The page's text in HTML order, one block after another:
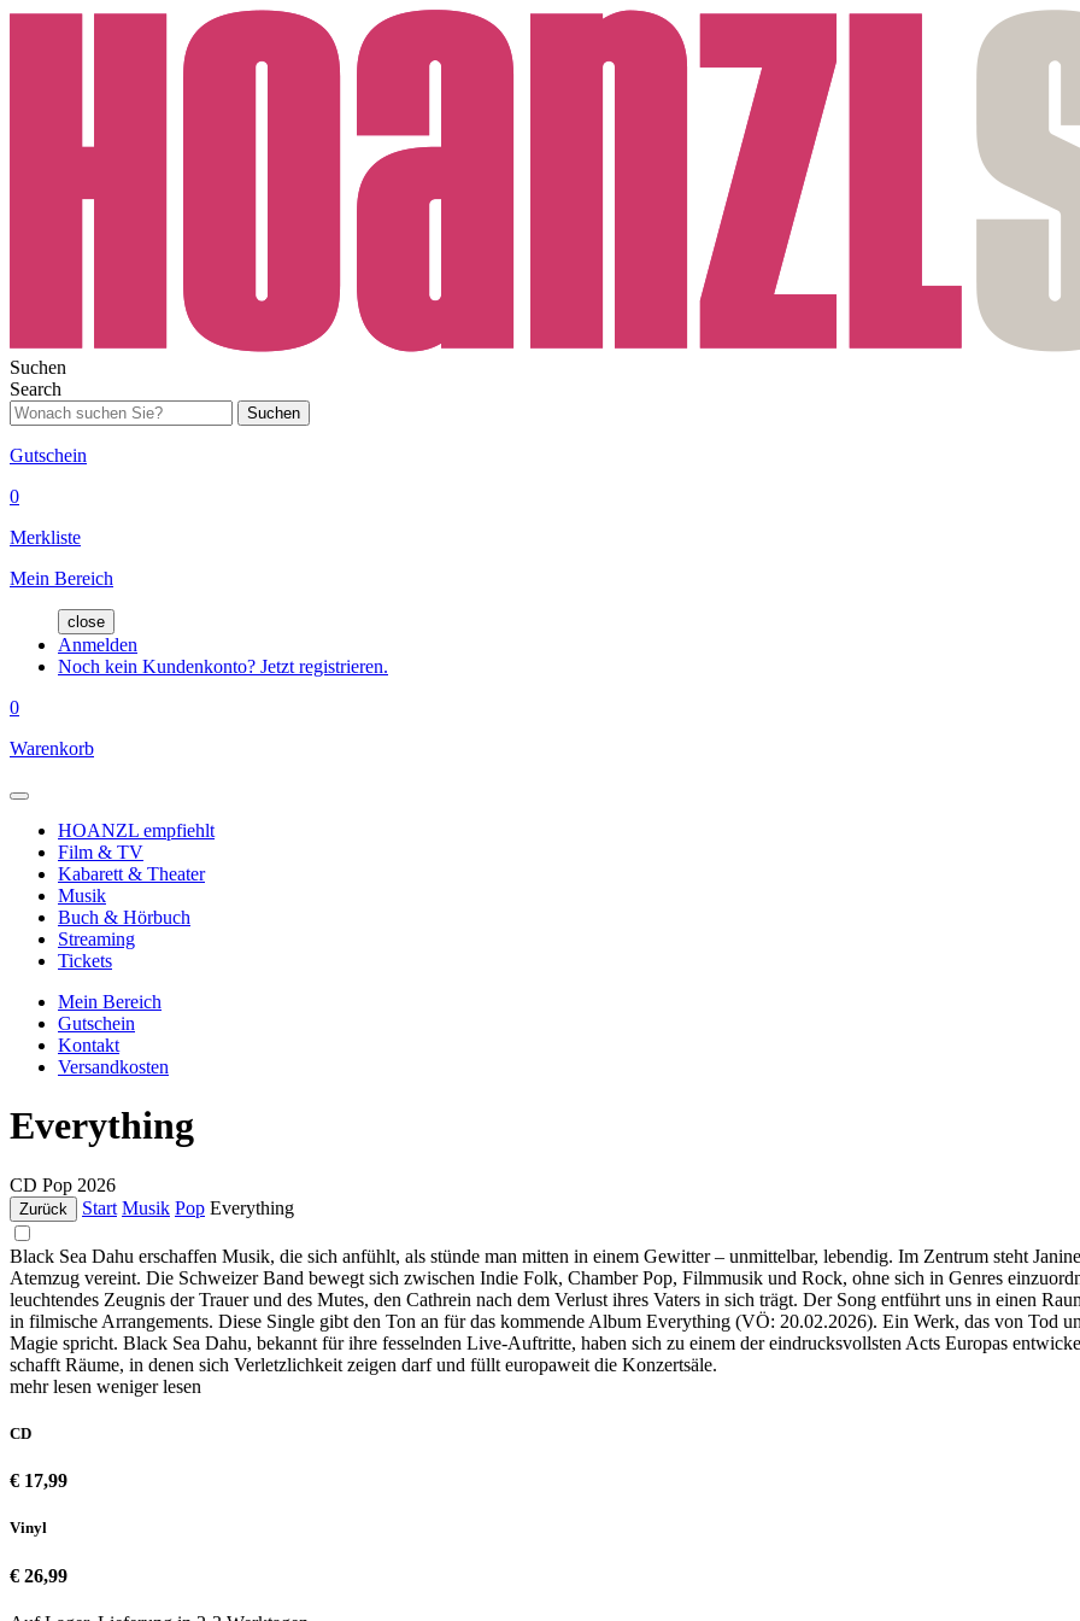
Suchen
Search
Suchen
Gutschein
0
Merkliste
Mein Bereich
close
Anmelden
Noch kein Kundenkonto? Jetzt registrieren.
0
Warenkorb
HOANZL empfiehlt
Film & TV
Kabarett & Theater
Musik
Buch & Hörbuch
Streaming
Tickets
Mein Bereich
Gutschein
Kontakt
Versandkosten
Everything
CD Pop 2026
Zurück Start Musik Pop Everything
Black Sea Dahu erschaffen Musik, die sich anfühlt, als stünde man mitten in einem Gewitter – unmittelbar, lebendig. Im Zentrum steht
Atemzug vereint. Die Schweizer Band bewegt sich zwischen Indie Folk, Chamber Pop, Filmmusik und Rock, ohne sich in Genres
leuchtendes Zeugnis der Trauer und des Mutes, den Cathrein nach dem Verlust ihres Vaters in sich trägt. Der Song entführt uns in einen
in filmische Arrangements. Diese Single gibt den Ton an für das kommende Album Everything (VÖ: 20.02.2026). Ein Werk, das von Tod
Magie spricht. Black Sea Dahu, bekannt für ihre fesselnden Live-Auftritte, haben sich zu einem der eindrucksvollsten Acts Europas
schafft Räume, in denen sich Verletzlichkeit zeigen darf und füllt europaweit die Konzertsäle.
mehr lesen weniger lesen
CD
€ 17,99
Vinyl
€ 26,99